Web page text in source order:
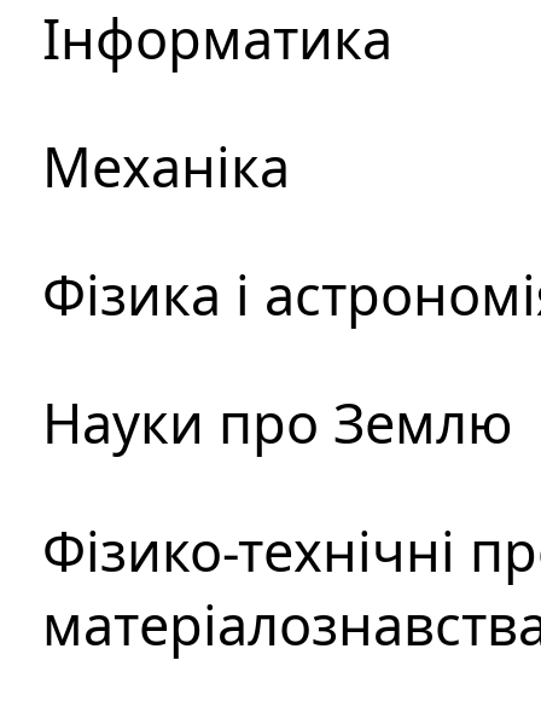
Інформатика
Механіка
Фізика і
Науки про Землю
Фізико-технічні